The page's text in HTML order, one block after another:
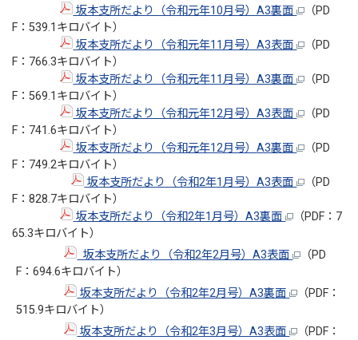
坂本支所だより（令和元年10月号）A3裏面
（PD
F：539.1キロバイト）
坂本支所だより（令和元年11月号）A3表面
（PD
F：766.3キロバイト）
坂本支所だより（令和元年11月号）A3裏面
（PD
F：569.1キロバイト）
坂本支所だより（令和元年12月号）A3表面
（PD
F：741.6キロバイト）
坂本支所だより（令和元年12月号）A3裏面
（PD
F：749.2キロバイト）
坂本支所だより（令和2年1月号）A3表面
（PD
F：828.7キロバイト）
坂本支所だより（令和2年1月号）A3裏面
（PDF：7
65.3キロバイト）
坂本支所だより（令和2年2月号）A3表面
（PD
F：694.6キロバイト）
坂本支所だより（令和2年2月号）A3裏面
（PDF：
515.9キロバイト）
坂本支所だより（令和2年3月号）A3表面
（PDF：